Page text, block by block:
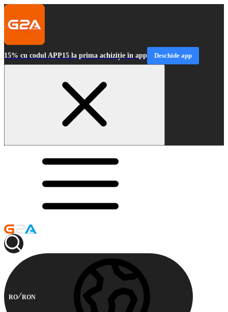
15% cu codul APP15 la prima achiziție în app Deschide app
RO RON